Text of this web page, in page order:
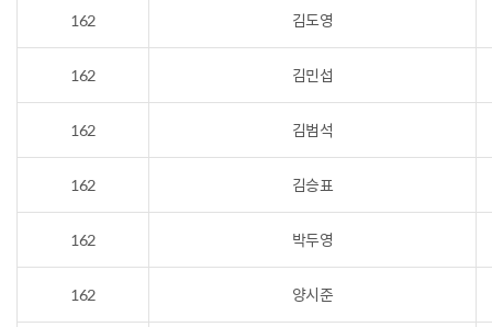
162 김도영
162 김민섭
162 김범석
162 김승표
162 박두영
162 양시준